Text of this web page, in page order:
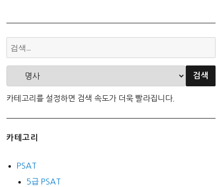
활
카테고리를 설정하면 검색 속도가 더욱 빨라집니다.
카테고리
PSAT
5급 PSAT